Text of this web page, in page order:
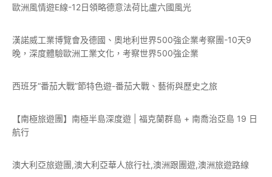
歐洲風情遊E線-12日領略德意法荷比盧六國風光
漢諾威工業博覽會及德國、奧地利世界500強企業考察團-10天9
晚，深度體驗歐洲工業文化，考察世界500強企業
西班牙“番茄大戰”節特色遊-番茄大戰、藝術與歷史之旅
【南極旅遊團】南極半島深度遊 | 福克蘭群島 + 南喬治亞島 19 日
航行
澳大利亞旅遊團,澳大利亞華人旅行社,澳洲跟團遊,澳洲旅遊路線